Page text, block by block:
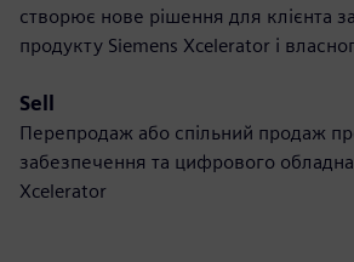
створює нове рішення для клієнта
продукту Siemens Xcelerator і
Sell
Перепродаж або спільний продаж
забезпечення та цифрового
Xcelerator